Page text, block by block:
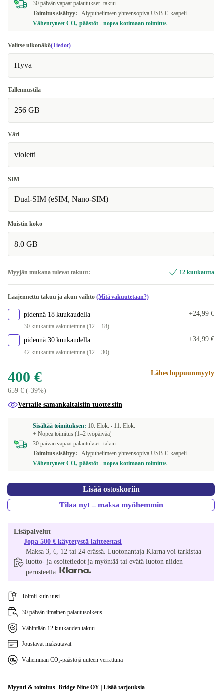
30 päivän vapaat palautukset -takuu
Toimitus sisältyy:
Älypuhelimeen yhteensopiva USB-C-kaapeli
Vähentyneet CO₂-päästöt - nopea kotimaan toimitus
Valitse ulkonäkö(Tiedot)
Hyvä
Tallennustila
256 GB
Väri
violetti
SIM
Dual-SIM (eSIM, Nano-SIM)
Muistin koko
8.0 GB
Myyjän mukana tulevat takuut: 12 kuukautta
Laajennettu takuu ja akun vaihto (Mitä vakuutetaan?)
pidennä 18 kuukaudella
30 kuukautta vakuutettuna (12 + 18)
+24,99 €
pidennä 30 kuukaudella
42 kuukautta vakuutettuna (12 + 30)
+34,99 €
400 €
659 € (-39%)
Lähes loppuunmyyty
Vertaile samankaltaisiin tuotteisiin
Sisältää toimituksen: 10. Elok. - 11. Elok.
+ Nopea toimitus (1–2 työpäivää)
30 päivän vapaat palautukset -takuu
Toimitus sisältyy:
Älypuhelimeen yhteensopiva USB-C-kaapeli
Vähentyneet CO₂-päästöt - nopea kotimaan toimitus
Lisää ostoskoriin
Tilaa nyt – maksa myöhemmin
Lisäpalvelut
Jopa 500 € käytetystä laitteestasi
Maksa 3, 6, 12 tai 24 erässä. Luotonantaja Klarna voi tarkistaa
luotto- ja osoitetiedot ja myöntää tai evätä luoton niiden
perusteella.
Toimii kuin uusi
30 päivän ilmainen palautusoikeus
Vähintään 12 kuukauden takuu
Joustavat maksutavat
Vähemmän CO₂-päästöjä uuteen verrattuna
Myynti & toimitus: Bridge Nine OY Lisää tarjouksia